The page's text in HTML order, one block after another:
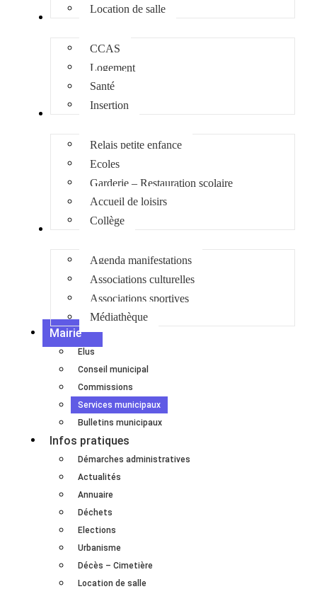
Location de salle
CCAS
Logement
Santé
Insertion
Relais petite enfance
Ecoles
Garderie – Restauration scolaire
Accueil de loisirs
Collège
Culture et loisirs
Agenda manifestations
Associations culturelles
Associations sportives
Médiathèque
Mairie
Elus
Conseil municipal
Commissions
Services municipaux
Bulletins municipaux
Infos pratiques
Démarches administratives
Actualités
Annuaire
Déchets
Elections
Urbanisme
Décès – Cimetière
Location de salle